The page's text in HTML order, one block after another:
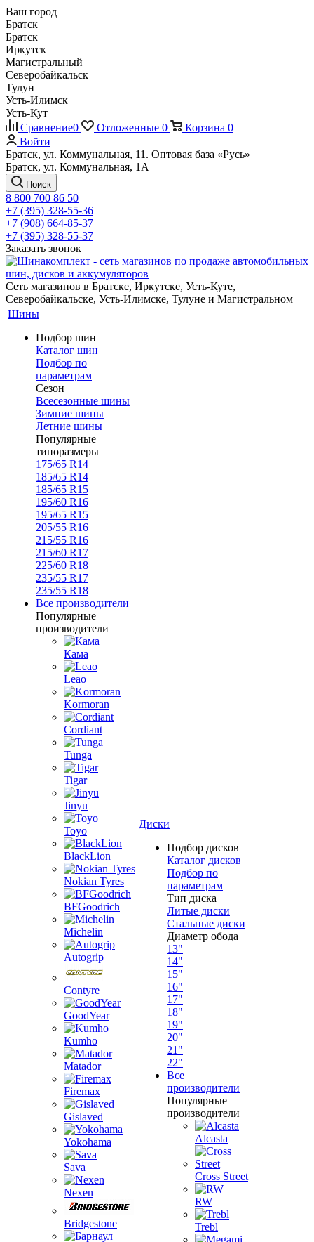
Ваш город
Братск
Братск
Иркутск
Магистральный
Северобайкальск
Тулун
Усть-Илимск
Усть-Кут
Сравнение0 Отложенные 0 Корзина 0
Войти
Братск, ул. Коммунальная, 11. Оптовая база «Русь»
Братск, ул. Коммунальная, 1А
Поиск
8 800 700 86 50
+7 (395) 328-55-36
+7 (908) 664-85-37
+7 (395) 328-55-37
Заказать звонок
Сеть магазинов в Братске, Иркутске, Усть-Куте,
Северобайкальске, Усть-Илимске, Тулуне и Магистральном
Шины
Подбор шин
Каталог шин
Подбор по
параметрам
Сезон
Всесезонные шины
Зимние шины
Летние шины
Популярные
типоразмеры
175/65 R14
185/65 R14
185/65 R15
195/60 R16
195/65 R15
205/55 R16
215/55 R16
215/60 R17
225/60 R18
235/55 R17
235/55 R18
Все производители
Популярные
производители
Кама
Leao
Kormoran
Cordiant
Tunga
Tigar
Jinyu
Toyo
BlackLion
Nokian Tyres
BFGoodrich
Michelin
Autogrip
Contyre
GoodYear
Kumho
Matador
Firemax
Gislaved
Yokohama
Sava
Nexen
Bridgestone
Диски
Подбор дисков
Каталог дисков
Подбор по
параметрам
Тип диска
Литые диски
Стальные диски
Диаметр обода
13"
14"
15"
16"
17"
18"
19"
20"
21"
22"
Все
производители
Популярные
производители
Alcasta
Cross Street
RW
Trebl